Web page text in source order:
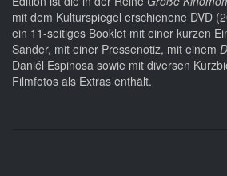
mit dem Kulturspiegel erschienene DVD
ein 11-seitiges Booklet mit einer kurzen
Sander, mit einer Pressenotiz, mit einem
Daniél Espinosa sowie mit diversen
Filmfotos als Extras enthält.